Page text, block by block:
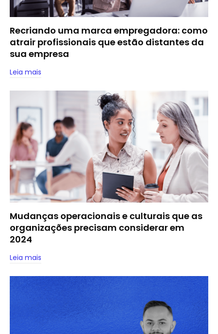
Recriando uma marca empregadora: como
atrair profissionais que estão distantes da
sua empresa
Leia mais
Mudanças operacionais e culturais que as
organizações precisam considerar em
2024
Leia mais